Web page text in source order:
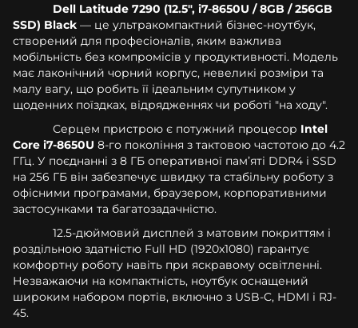
Dell Latitude 7290 (12.5", i7-8650U / 8GB / 256GB
SSD) Black — це ультракомпактний бізнес-ноутбук,
створений для професіоналів, яким важлива
мобільність без компромісів у продуктивності. Модель
має лаконічний чорний корпус, невеликі розміри та
малу вагу, що робить її ідеальним супутником у
щоденних поїздках, відрядженнях чи роботі "на ходу".
Серцем пристрою є потужний процесор Intel
Core i7-8650U 8-го покоління з тактовою частотою до 4.2
ГГц. У поєднанні з 8 ГБ оперативної памʼяті DDR4 і SSD
на 256 ГБ він забезпечує швидку та стабільну роботу з
офісними програмами, браузером, корпоративними
застосунками та багатозадачністю.
12.5-дюймовий дисплей з матовим покриттям і
роздільною здатністю Full HD (1920x1080) гарантує
комфортну роботу навіть при яскравому освітленні.
Незважаючи на компактність, ноутбук оснащений
широким набором портів, включно з USB-C, HDMI і RJ-
45.